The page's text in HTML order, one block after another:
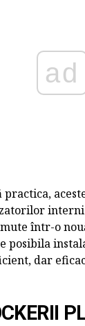
ad
practica,
interni
mute într-o
posibila
dar